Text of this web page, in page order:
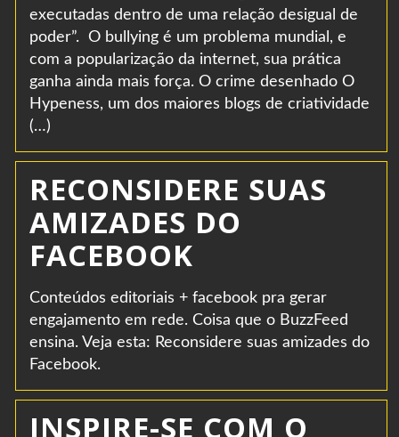
executadas dentro de uma relação desigual de
poder”. O bullying é um problema mundial, e
com a popularização da internet, sua prática
ganha ainda mais força. O crime desenhado O
Hypeness, um dos maiores blogs de criatividade
(…)
RECONSIDERE SUAS
AMIZADES DO
FACEBOOK
Conteúdos editoriais + facebook pra gerar
engajamento em rede. Coisa que o BuzzFeed
ensina. Veja esta: Reconsidere suas amizades do
Facebook.
INSPIRE-SE COM O